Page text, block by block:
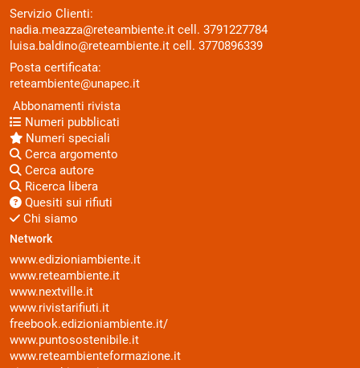
Servizio Clienti:
nadia.meazza@reteambiente.it cell. 3791227784
luisa.baldino@reteambiente.it cell. 3770896339
Posta certificata:
reteambiente@unapec.it
Abbonamenti rivista
Numeri pubblicati
Numeri speciali
Cerca argomento
Cerca autore
Ricerca libera
Quesiti sui rifiuti
Chi siamo
Network
www.edizioniambiente.it
www.reteambiente.it
www.nextville.it
www.rivistarifiuti.it
freebook.edizioniambiente.it/
www.puntosostenibile.it
www.reteambienteformazione.it